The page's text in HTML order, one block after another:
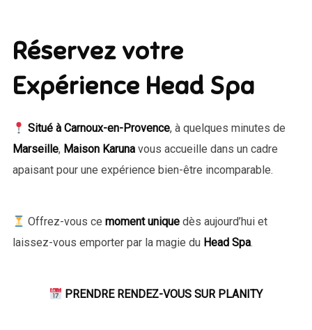
Réservez votre
Expérience Head Spa
Situé à Carnoux-en-Provence, à quelques minutes de
Marseille, Maison Karunavous accueille dans un cadre
apaisant pour une expérience bien-être incomparable.
Offrez-vous cemoment unique dès aujourd’hui et
laissez-vous emporter par la magie du Head Spa.
PRENDRE RENDEZ-VOUS SUR PLANITY